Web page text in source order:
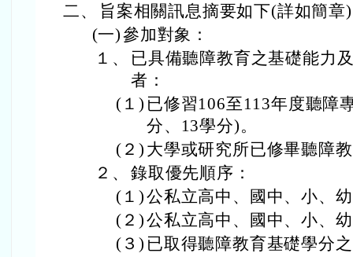
二、
旨案相關訊息摘要如下(詳如簡章
(一)參加對象：
１、
已具備聽障教育之基礎能力
者：
(１) 已修習106至113年度聽障
分、13學分)。
(２) 大學或研究所已修畢聽障
２、 錄取優先順序：
(１)公私立高中、國中、小、
(２)公私立高中、國中、小、
(３) 已取得聽障教育基礎學分